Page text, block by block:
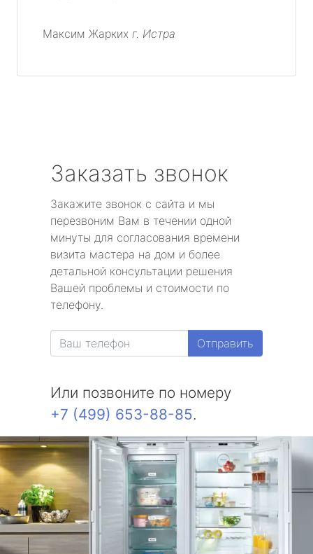
Максим Жарких г. Истра
Заказать звонок
Закажите звонок с сайта и мы
перезвоним Вам в течении одной
минуты для согласования времени
визита мастера на дом и более
детальной консультации решения
Вашей проблемы и стоимости по
телефону.
Отправить
Или позвоните по номеру
+7 (499) 653-88-85.